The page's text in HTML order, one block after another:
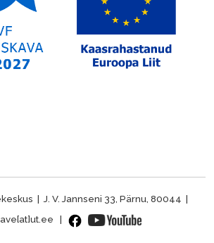
| J. V. Jannseni 33, Pärnu, 80044 |
|